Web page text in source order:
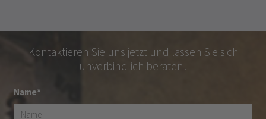
Kontaktieren Sie uns jetzt und lassen Sie sich
unverbindlich beraten!
Name*